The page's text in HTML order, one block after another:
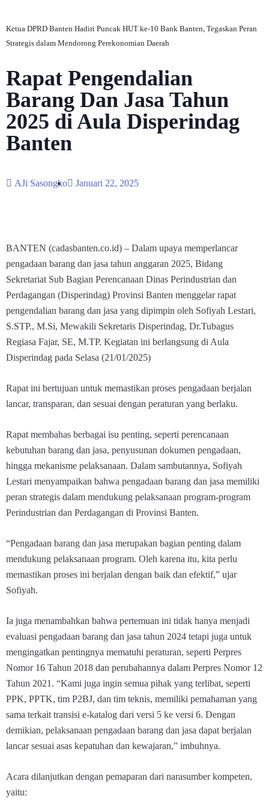
Ketua DPRD Banten Hadiri Puncak HUT ke-10 Bank Banten, Tegaskan Peran
Strategis dalam Mendorong Perekonomian Daerah
Rapat Pengendalian
Barang Dan Jasa Tahun
2025 di Aula Disperindag
Banten
AJi Sasongko Januari 22, 2025
BANTEN (cadasbanten.co.id) – Dalam upaya memperlancar
pengadaan barang dan jasa tahun anggaran 2025, Bidang
Sekretariat Sub Bagian Perencanaan Dinas Perindustrian dan
Perdagangan (Disperindag) Provinsi Banten menggelar rapat
pengendalian barang dan jasa yang dipimpin oleh Sofiyah Lestari,
S.STP., M.Si, Mewakili Sekretaris Disperindag, Dr.Tubagus
Regiasa Fajar, SE, M.TP. Kegiatan ini berlangsung di Aula
Disperindag pada Selasa (21/01/2025)
Rapat ini bertujuan untuk memastikan proses pengadaan berjalan
lancar, transparan, dan sesuai dengan peraturan yang berlaku.
Rapat membahas berbagai isu penting, seperti perencanaan
kebutuhan barang dan jasa, penyusunan dokumen pengadaan,
hingga mekanisme pelaksanaan. Dalam sambutannya, Sofiyah
Lestari menyampaikan bahwa pengadaan barang dan jasa memiliki
peran strategis dalam mendukung pelaksanaan program-program
Perindustrian dan Perdagangan di Provinsi Banten.
“Pengadaan barang dan jasa merupakan bagian penting dalam
mendukung pelaksanaan program. Oleh karena itu, kita perlu
memastikan proses ini berjalan dengan baik dan efektif,” ujar
Sofiyah.
Ia juga menambahkan bahwa pertemuan ini tidak hanya menjadi
evaluasi pengadaan barang dan jasa tahun 2024 tetapi juga untuk
mengingatkan pentingnya mematuhi peraturan, seperti Perpres
Nomor 16 Tahun 2018 dan perubahannya dalam Perpres Nomor 12
Tahun 2021. “Kami juga ingin semua pihak yang terlibat, seperti
PPK, PPTK, tim P2BJ, dan tim teknis, memiliki pemahaman yang
sama terkait transisi e-katalog dari versi 5 ke versi 6. Dengan
demikian, pelaksanaan pengadaan barang dan jasa dapat berjalan
lancar sesuai asas kepatuhan dan kewajaran,” imbuhnya.
Acara dilanjutkan dengan pemaparan dari narasumber kompeten,
yaitu: